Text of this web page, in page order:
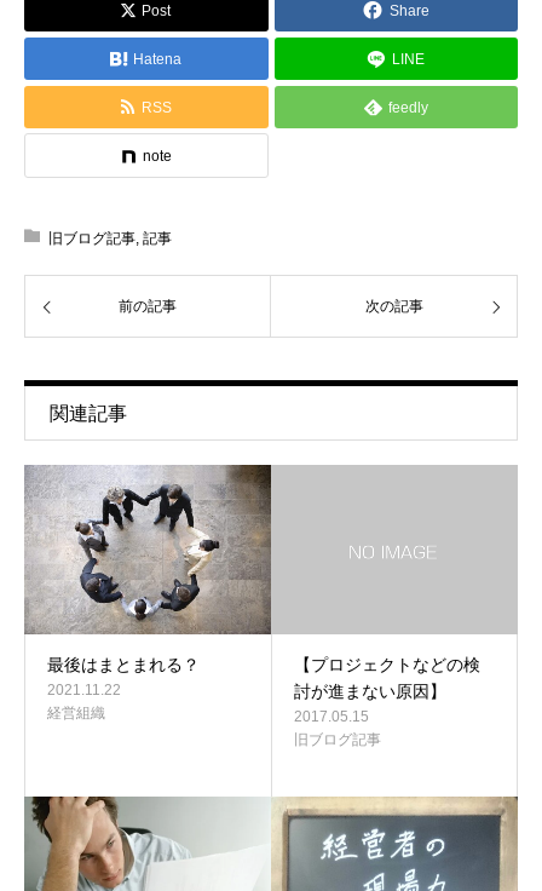
Post Share
Hatena LINE
RSS feedly
note
旧ブログ記事 記事
前の記事 次の記事
関連記事
最後はまとまれる？
2021.11.22
経営組織
【プロジェクトなどの検
討が進まない原因】
2017.05.15
旧ブログ記事